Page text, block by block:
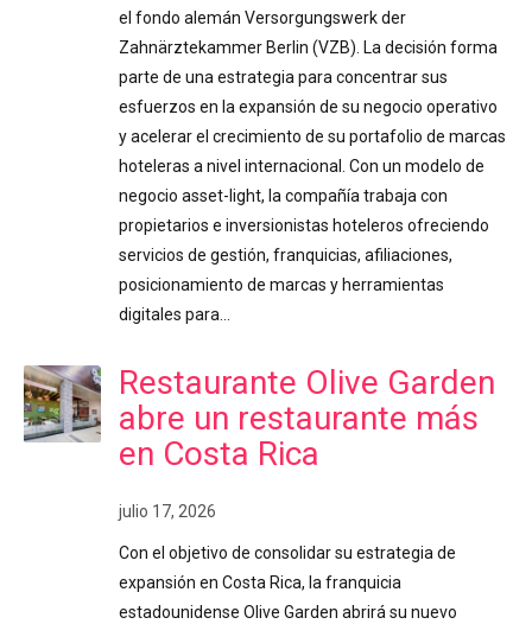
el fondo alemán Versorgungswerk der
Zahnärztekammer Berlin (VZB). La decisión forma
parte de una estrategia para concentrar sus
esfuerzos en la expansión de su negocio operativo
y acelerar el crecimiento de su portafolio de marcas
hoteleras a nivel internacional. Con un modelo de
negocio asset-light, la compañía trabaja con
propietarios e inversionistas hoteleros ofreciendo
servicios de gestión, franquicias, afiliaciones,
posicionamiento de marcas y herramientas
digitales para…
Restaurante Olive Garden
abre un restaurante más
en Costa Rica
julio 17, 2026
Con el objetivo de consolidar su estrategia de
expansión en Costa Rica, la franquicia
estadounidense Olive Garden abrirá su nuevo